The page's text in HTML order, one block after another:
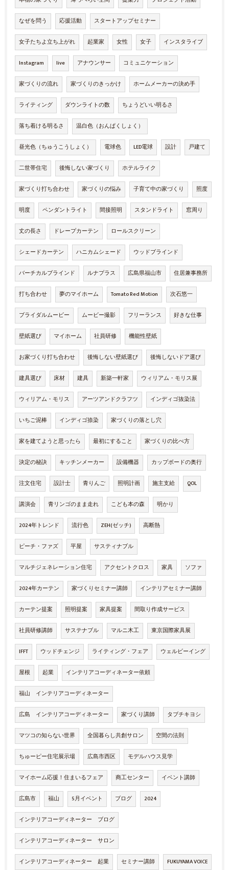
なぜを問う 応援活動 スタートアップセミナー
女子たちよ立ち上がれ 起業家 女性 女子 インスタライブ
Instagram live アナウンサー コミュニケーション
家づくりの流れ 家づくりのきっかけ ホームメーカーの決め手
ライティング ダウンライトの数 ちょうどいい明るさ
落ち着ける明るさ 温白色（おんぱくしょく）
昼光色（ちゅうこうしょく） 電球色 LED電球 設計 戸建て
二世帯住宅 後悔しない家づくり ホテルライク
家づくり打ち合わせ 家づくりの悩み 子育て中の家づくり 照度
明度 ペンダントライト 間接照明 スタンドライト 窓周り
丈の長さ ドレープカーテン ロールスクリーン
シェードカーテン ハニカムシェード ウッドブラインド
バーチカルブラインド ルナプラス 広島県福山市 住居兼事務所
打ち合わせ 夢のマイホーム Tomato Red Motion 次石悠一
ブライダルムービー ムービー撮影 フリーランス 好きな仕事
壁紙選び マイホーム 社員研修 機能性壁紙
お家づくり打ち合わせ 後悔しない壁紙選び 後悔しないドア選び
建具選び 床材 建具 新築一軒家 ウィリアム・モリス展
ウィリアム・モリス アーツアンドクラフツ インディゴ抜染法
いちご泥棒 インディゴ捺染 家づくりの落とし穴
家を建てようと思ったら 最初にすること 家づくりの比べ方
決定の秘訣 キッチンメーカー 設備機器 カップボードの奥行
注文住宅 設計士 青りんご 照明計画 施主支給 QOL
講演会 青リンゴのまま走れ こども本の森 明かり
2024年トレンド 流行色 ZEH(ゼッチ) 高断熱
ピーチ・ファズ 平屋 サスティナブル
マルチジェネレーション住宅 アクセントクロス 家具 ソファ
2024年カーテン 家づくりセミナー講師 インテリアセミナー講師
カーテン提案 照明提案 家具提案 間取り作成サービス
社員研修講師 サステナブル マルニ木工 東京国際家具展
IFFT ウッドチェンジ ライティング・フェア ウェルビーイング
屋根 起業 インテリアコーディネーター依頼
福山 インテリアコーディネーター
広島 インテリアコーディネーター 家づくり講師 タブチキヨシ
マツコの知らない世界 全国暮らし共創サロン 空間の法則
ちゅーピー住宅展示場 広島市西区 モデルハウス見学
マイホーム応援！住まいるフェア 商工センター イベント講師
広島市 福山 5月イベント ブログ 2024
インテリアコーディネーター ブログ
インテリアコーディネーター サロン
インテリアコーディネーター 起業 セミナー講師 FUKUYAMA VOICE